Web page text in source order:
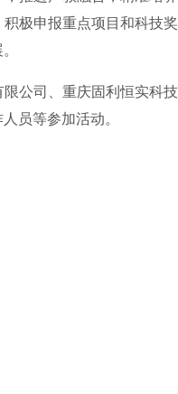
极申报重点项目和科技
公司、重庆固利恒实科
员等参加活动。